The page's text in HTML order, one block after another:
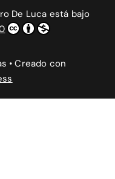
De Luca está bajo
• Creado con